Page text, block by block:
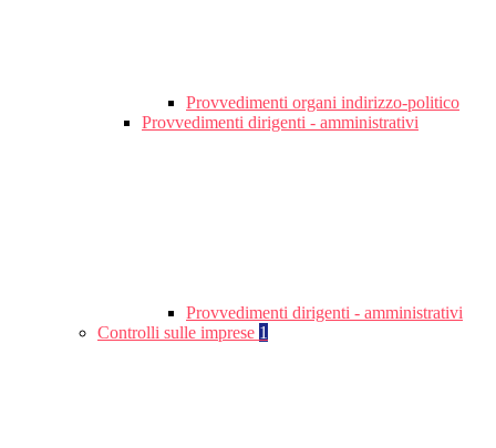
Provvedimenti organi indirizzo-politico
Provvedimenti dirigenti - amministrativi
Provvedimenti dirigenti - amministrativi
Controlli sulle imprese 1